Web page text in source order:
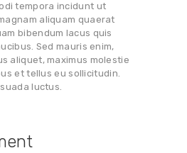
tempora incidunt ut
aliquam quaerat
bibendum lacus quis
Sed mauris enim,
aliquet, maximus molestie
et tellus eu sollicitudin.
luctus.